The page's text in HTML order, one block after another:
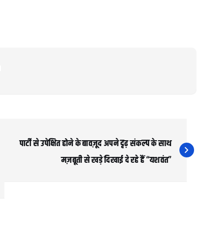
पार्टी से उपेक्षित होने के बावज़ूद अपने दृढ़ संकल्प के साथ
मज़बूती से खड़े दिखाई दे रहे हैं “यशवंत”